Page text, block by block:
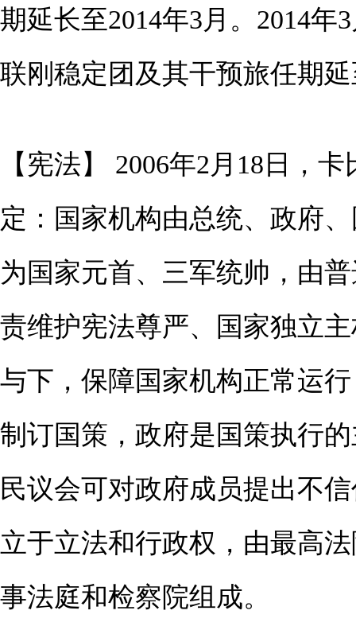
期延长至2014年3月。2014
联刚稳定团及其干预旅任期延
【宪法】 2006年2月18日，
定：国家机构由总统、政府
为国家元首、三军统帅，由
责维护宪法尊严、国家独立
与下，保障国家机构正常运
制订国策，政府是国策执行
民议会可对政府成员提出不
立于立法和行政权，由最高
事法庭和检察院组成。